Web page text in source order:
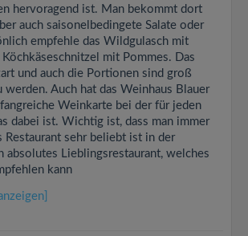
hervoragend ist. Man bekommt dort
auch saisonelbedingete Salate oder
empfehle das Wildgulasch mit
mit Pommes. Das
und auch die Portionen sind groß
werden. Auch hat das Weinhaus Blauer
Weinkarte bei der für jeden
dabei ist. Wichtig ist, dass man immer
Restaurant sehr beliebt ist in der
absolutes Lieblingsrestaurant, welches
kann